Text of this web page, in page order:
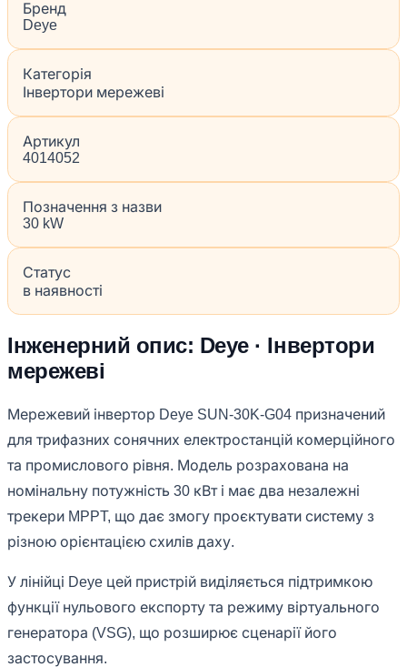
Бренд
Deye
Категорія
Інвертори мережеві
Артикул
4014052
Позначення з назви
30 kW
Статус
в наявності
Інженерний опис: Deye · Інвертори
мережеві
Мережевий інвертор Deye SUN-30K-G04 призначений
для трифазних сонячних електростанцій комерційного
та промислового рівня. Модель розрахована на
номінальну потужність 30 кВт і має два незалежні
трекери MPPT, що дає змогу проєктувати систему з
різною орієнтацією схилів даху.
У лінійці Deye цей пристрій виділяється підтримкою
функції нульового експорту та режиму віртуального
генератора (VSG), що розширює сценарії його
застосування.